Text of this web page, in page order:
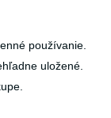
používanie.
uložené.